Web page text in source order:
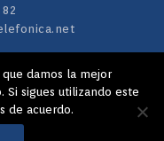
Moya S.L.
damos la mejor
Si sigues utilizando este
de acuerdo.